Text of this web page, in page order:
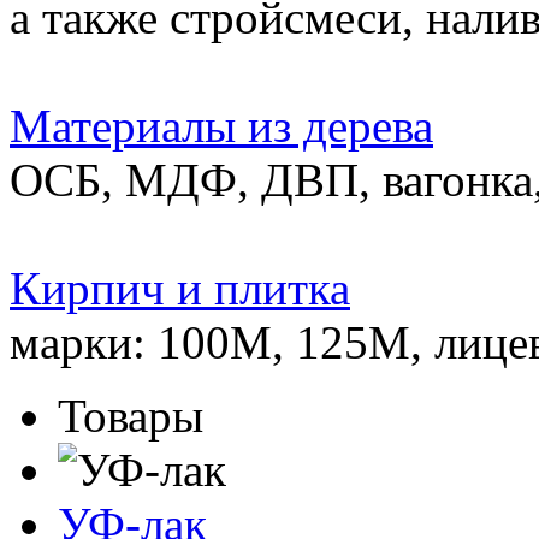
а также стройсмеси,
Материалы из дерева
ОСБ, МДФ, ДВП,
Кирпич и плитка
марки: 100М, 125М,
Товары
УФ-лак